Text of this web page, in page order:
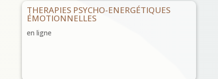
THERAPIES PSYCHO-ENERGÉTIQUES
ÉMOTIONNELLES
en ligne